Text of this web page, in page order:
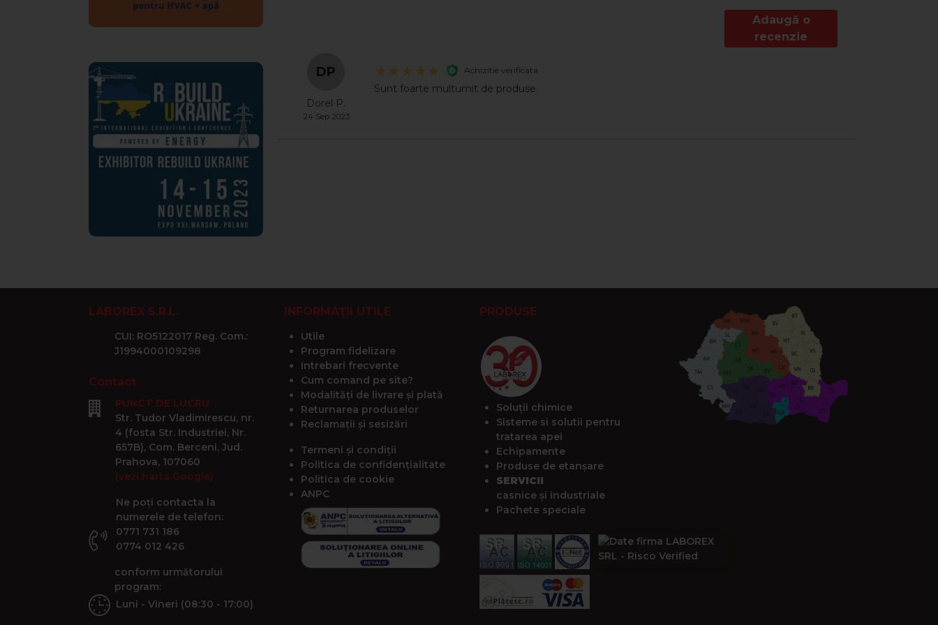
4. Dupa finalizarea operatiunilor de curatare si igienizare, plasati o pastila Cleanex Climatab Plus in tavita de condens.
Produsele din pachet permit efectuarea a 3-6 operatiuni de curatare, in functie de nivelul de murdarie existent.
Adaugă o
recenzie
DP
Dorel P.
24 Sep 2023
Achizitie verificata
Sunt foarte multumit de produse.
LABOREX S.R.L.
CUI: RO5122017 Reg. Com.:
J1994000109298
Contact
PUNCT DE LUCRU
Str. Tudor Vladimirescu, nr.
4 (fosta Str. Industriei, Nr.
657B), Com. Berceni, Jud.
Prahova, 107060
(vezi harta Google)
Ne poți contacta la
numerele de telefon:
0771 731 186
0774 012 426
conform următorului
program:
Luni - Vineri (08:30 - 17:00)
INFORMAȚII UTILE
Utile
Program fidelizare
Intrebari frecvente
Cum comand pe site?
Modalități de livrare și plată
Returnarea produselor
Reclamații și sesizări
Termeni și condiții
Politica de confidențialitate
Politica de cookie
ANPC
PRODUSE
Soluții chimice
Sisteme si solutii pentru
tratarea apei
Echipamente
Produse de etanșare
SERVICII
casnice și industriale
Pachete speciale